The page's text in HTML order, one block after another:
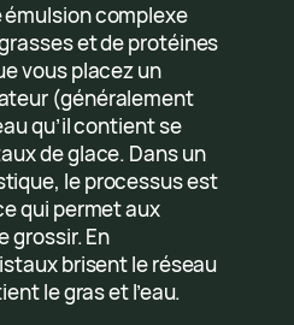
émulsion complexe
et de protéines
vous placez un
(généralement
qu’il contient se
de glace. Dans un
le processus est
qui permet aux
grossir. En
brisent le réseau
le gras et l’eau.